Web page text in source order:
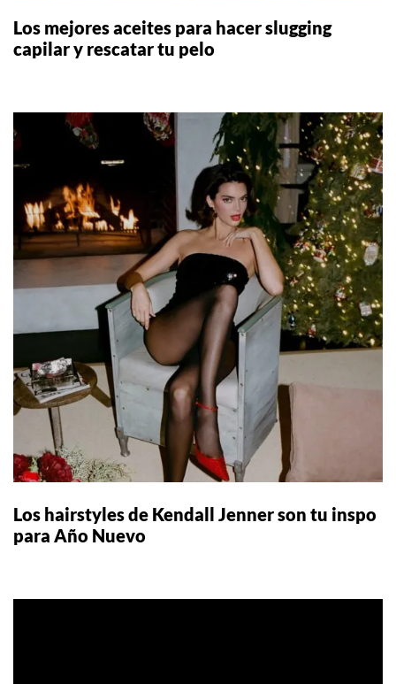
Los mejores aceites para hacer slugging
capilar y rescatar tu pelo
Los hairstyles de Kendall Jenner son tu inspo
para Año Nuevo